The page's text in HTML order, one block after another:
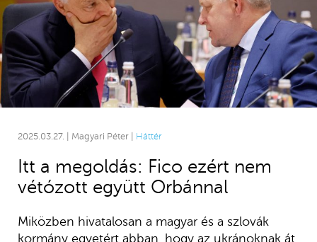
2025.03.27. | Magyari Péter | Háttér
Itt a megoldás: Fico ezért nem
vétózott együtt Orbánnal
Miközben hivatalosan a magyar és a szlovák
kormány egyetért abban, hogy az ukránoknak át